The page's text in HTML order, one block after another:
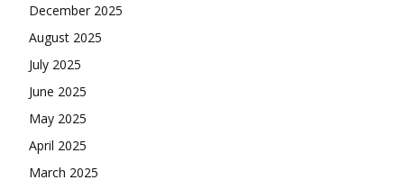
December 2025
August 2025
July 2025
June 2025
May 2025
April 2025
March 2025